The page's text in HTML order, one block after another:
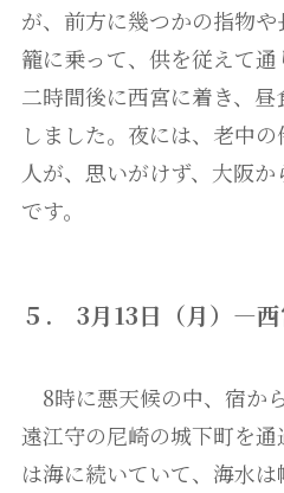
が、前方に幾つかの指物
籠に乗って、供を従えて通
二時間後に西宮に着き、
しました。夜には、老中
人が、思いがけず、大阪
です。
５. 3月13日（月）―西
8時に悪天候の中、宿か
遠江守の尼崎の城下町を
は海に続いていて、海水